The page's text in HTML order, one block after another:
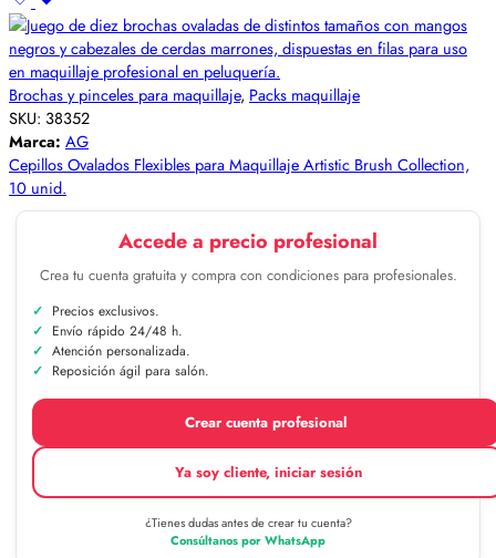
Brochas y pinceles para maquillaje, Packs maquillaje
SKU: 38352
Marca: AG
Cepillos Ovalados Flexibles para Maquillaje Artistic Brush Collection,
10 unid.
Accede a precio profesional
Crea tu cuenta gratuita y compra con condiciones para profesionales.
Precios exclusivos.
Envío rápido 24/48 h.
Atención personalizada.
Reposición ágil para salón.
Crear cuenta profesional
Ya soy cliente, iniciar sesión
¿Tienes dudas antes de crear tu cuenta?
Consúltanos por WhatsApp